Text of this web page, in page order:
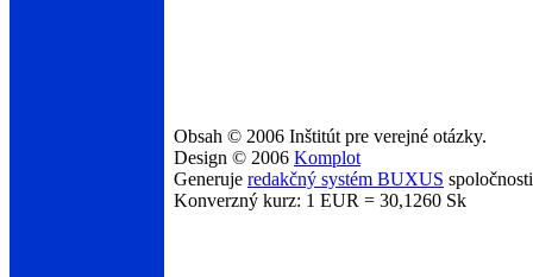
Obsah © 2006 Inštitút pre verejné otázky.
Design © 2006 Komplot
Generuje redakčný systém BUXUS
Konverzný kurz: 1 EUR = 30,1260 Sk